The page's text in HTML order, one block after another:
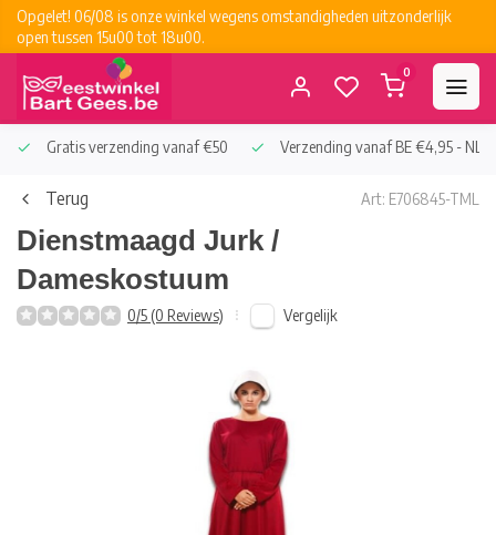
Opgelet! 06/08 is onze winkel wegens omstandigheden uitzonderlijk
open tussen 15u00 tot 18u00.
0
Gratis verzending vanaf €50 Verzending vanaf BE €4,95 - NL
Terug Art: E706845-TML
Dienstmaagd Jurk /
Dameskostuum
0/5 (0 Reviews) Vergelijk